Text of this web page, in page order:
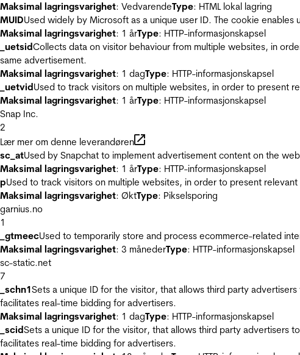
Maksimal lagringsvarighet: VedvarendeType: HTML lokal lagring
MUIDUsed widely by Microsoft as a unique user ID. The cookie
Maksimal lagringsvarighet: 1 årType: HTTP-informasjonskapsel
_uetsidCollects data on visitor behaviour from multiple websites, in
same advertisement.
Maksimal lagringsvarighet: 1 dagType: HTTP-informasjonskapsel
_uetvidUsed to track visitors on multiple websites, in order to present
Maksimal lagringsvarighet: 1 årType: HTTP-informasjonskapsel
Snap Inc.
2
Lær mer om denne leverandøren
sc_atUsed by Snapchat to implement advertisement content on the
Maksimal lagringsvarighet: 1 årType: HTTP-informasjonskapsel
pUsed to track visitors on multiple websites, in order to present
Maksimal lagringsvarighet: ØktType: Pikselsporing
garnius.no
1
_gtmeecUsed to temporarily store and process ecommerce-related
Maksimal lagringsvarighet: 3 månederType: HTTP-informasjonskapsel
sc-static.net
7
_schn1Sets a unique ID for the visitor, that allows third party
facilitates real-time bidding for advertisers.
Maksimal lagringsvarighet: 1 dagType: HTTP-informasjonskapsel
_scidSets a unique ID for the visitor, that allows third party advertisers
facilitates real-time bidding for advertisers.